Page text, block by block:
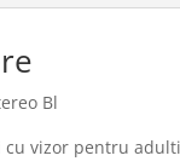
Bl
cu vizor pentru